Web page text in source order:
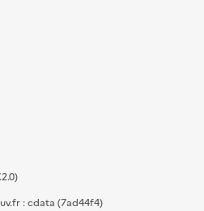
: cdata (7ad44f4)